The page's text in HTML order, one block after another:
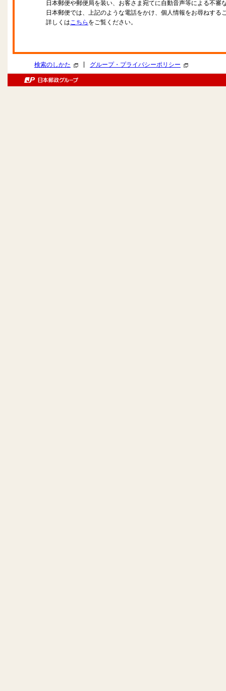
日本郵便や郵便局を装い、お客さま宛てに自動音声等による不審
日本郵便では、上記のような電話をかけ、個人情報をお尋ねする
詳しくはこちら をご覧ください。
検索のしかた グループ・プライバシーポリシー